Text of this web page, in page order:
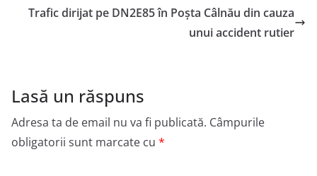
Trafic dirijat pe DN2E85 în Poșta Câlnău din cauza
unui accident rutier
Lasă un răspuns
Adresa ta de email nu va fi publicată. Câmpurile
obligatorii sunt marcate cu *